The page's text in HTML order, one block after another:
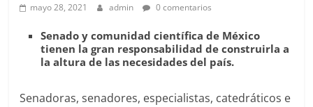
mayo 28, 2021 admin 0 comentarios
Senado y comunidad científica de México
tienen la gran responsabilidad de construirla a
la altura de las necesidades del país.
Senadoras, senadores, especialistas, catedráticos e